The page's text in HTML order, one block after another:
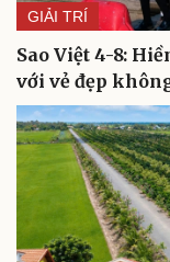
GIẢI TRÍ
Sao Việt 4-8:
với vẻ đẹp